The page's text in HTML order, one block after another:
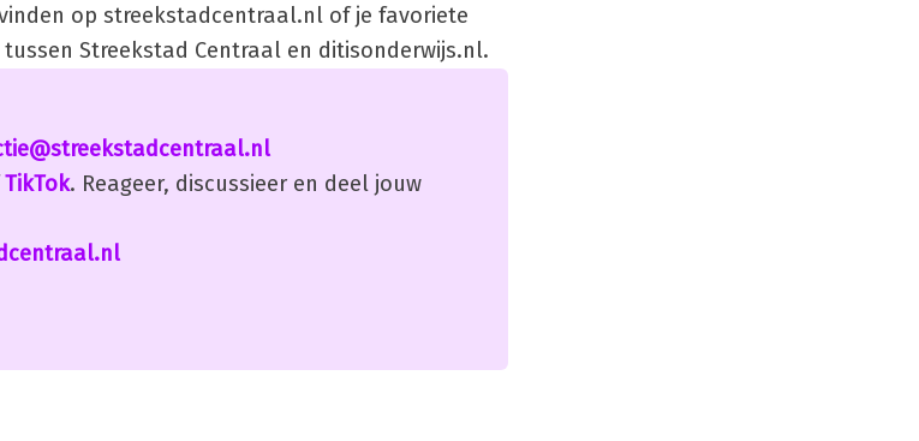
op streekstadcentraal.nl of je favoriete
Streekstad Centraal en ditisonderwijs.nl.
TikTok. Reageer, discussieer en deel jouw